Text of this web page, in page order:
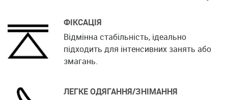
ФІКСАЦІЯ
Відмінна стабільність, ідеально
підходить для інтенсивних занять або
змагань.
ЛЕГКЕ ОДЯГАННЯ/ЗНІМАННЯ